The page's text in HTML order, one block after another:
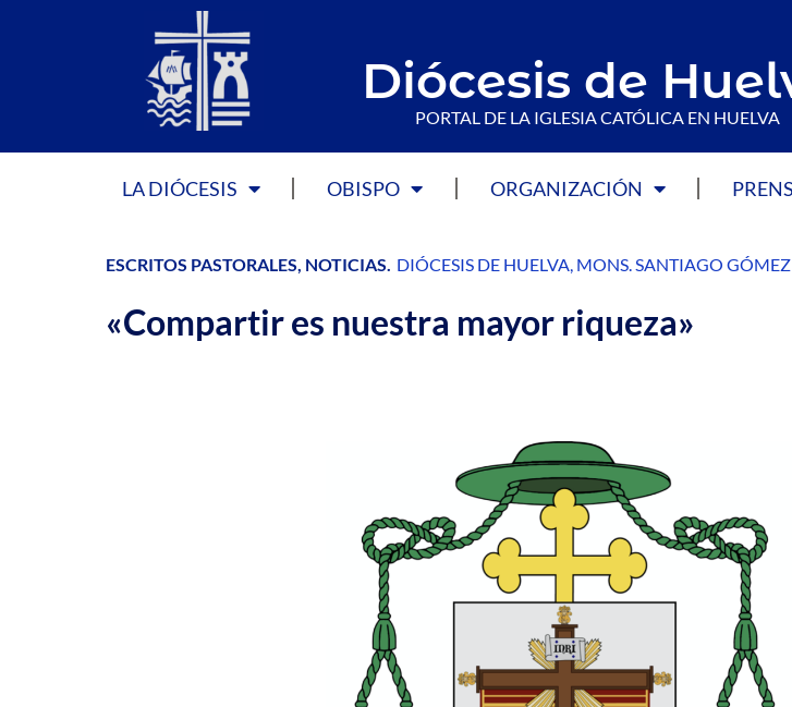
Diócesis de
PORTAL DE LA IGLESIA CATÓLICA EN HUELVA
LA DIÓCESIS OBISPO ORGANIZACIÓN
ESCRITOS PASTORALES, NOTICIAS. DIÓCESIS DE HUELVA, MONS. SANTIAGO GÓMEZ
«Compartir es nuestra mayor riqueza»